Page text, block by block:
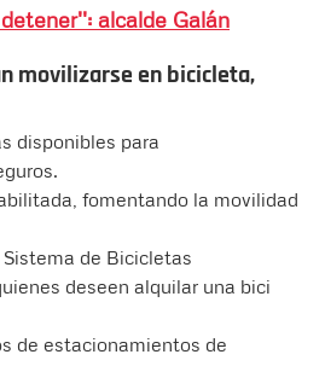
alcalde Galán
movilizarse en bicicleta,
disponibles para
fomentando la movilidad
de Bicicletas
deseen alquilar una bici
de estacionamientos de